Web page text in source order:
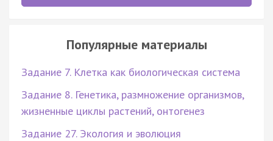
Популярные материалы
Задание 7. Клетка как биологическая система
Задание 8. Генетика, размножение организмов,
жизненные циклы растений, онтогенез
Задание 27. Экология и эволюция